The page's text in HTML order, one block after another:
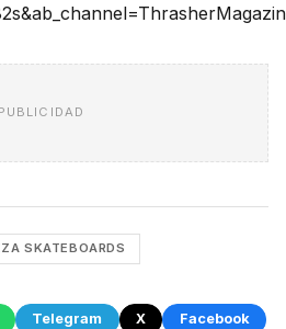
SKATEBOARDS
Telegram X
Facebook